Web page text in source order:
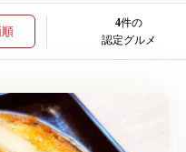
4件の
認定グルメ